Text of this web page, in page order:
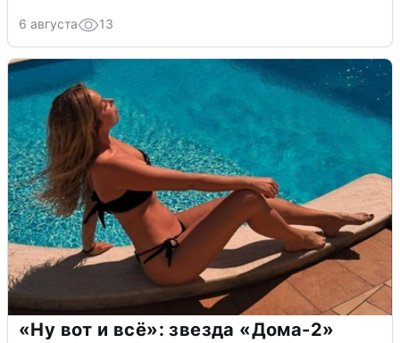
6 августа 13
«Ну вот и всё»: звезда «Дома-2»